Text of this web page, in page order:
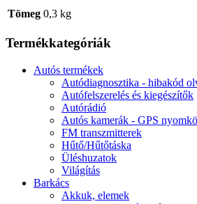
Tömeg 0,3 kg
Termékkategóriák
Autós termékek
Autódiagnosztika - hibakód
Autófelszerelés és kiegészítők
Autórádió
Autós kamerák - GPS
FM transzmitterek
Hűtő/Hűtőtáska
Üléshuzatok
Világítás
Barkács
Akkuk, elemek